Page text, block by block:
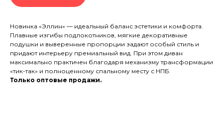
Новинка «Эллин» — идеальный баланс эстетики и комфорта.
Плавные изгибы подлокотников, мягкие декоративные
подушки и выверенные пропорции задают особый стиль и
придают интерьеру премиальный вид. При этом диван
максимально практичен благодаря механизму трансформации
«тик-так» и полноценному спальному месту с НПБ.
Только оптовые продажи.